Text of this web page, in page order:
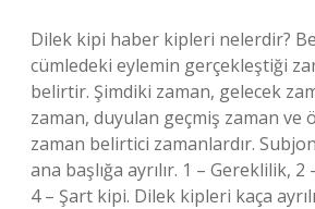
Dilek kipi haber kipleri nelerdir?
cümledeki eylemin gerçekleştiği
belirtir. Şimdiki zaman, gelecek
zaman, duyulan geçmiş zaman ve
zaman belirtici zamanlardır.
ana başlığa ayrılır. 1 – Gereklilik,
4 – Şart kipi. Dilek kipleri kaça